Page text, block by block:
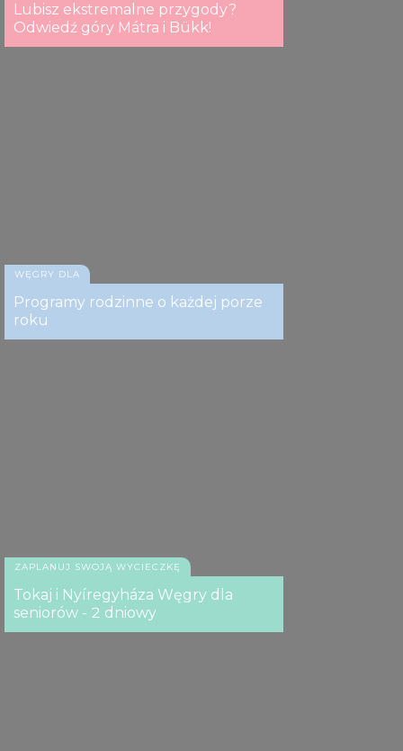
Lubisz ekstremalne przygody?
Odwiedź góry Mátra i Bükk!
WĘGRY DLA
Programy rodzinne o każdej porze
roku
ZAPLANUJ SWOJĄ WYCIECZKĘ
Tokaj i Nyíregyháza Węgry dla
seniorów - 2 dniowy